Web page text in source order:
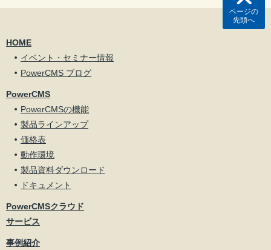
ページの
先頭へ
HOME
イベント・セミナー情報
PowerCMS ブログ
PowerCMS
PowerCMSの機能
製品ラインアップ
価格表
動作環境
製品資料ダウンロード
ドキュメント
PowerCMSクラウド
サービス
事例紹介